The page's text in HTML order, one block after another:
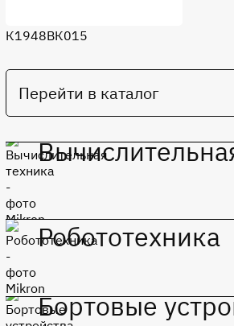
К1948ВК015
Перейти в каталог
Микросхемы
Робототехника
Микросхемы
Бортовые